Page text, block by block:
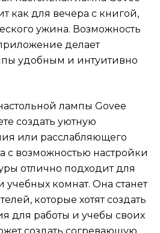
как для вечера с книгой,
ужина. Возможность
делает
удобным и интуитивно
лампы Govee
создать уютную
или расслабляющего
с возможностью настройки
отлично подходит для
комнат. Она станет
которые хотят создать
для работы и учебы своих